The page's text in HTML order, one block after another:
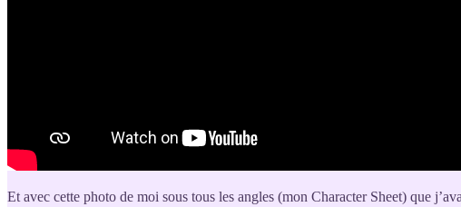
Et avec cette photo de moi sous tous les angles (mon Character Sheet) que